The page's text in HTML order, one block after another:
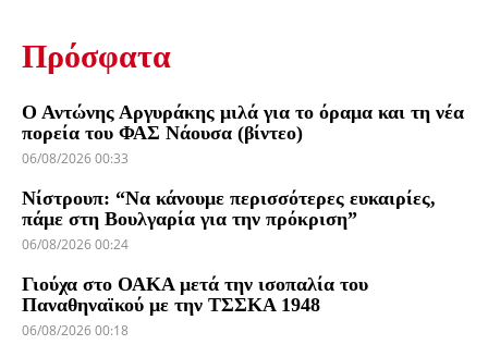
Πρόσφατα
Ο Αντώνης Αργυράκης μιλά για το όραμα και τη νέα
πορεία του ΦΑΣ Νάουσα (βίντεο)
06/08/2026 00:33
Νίστρουπ: “Να κάνουμε περισσότερες ευκαιρίες,
πάμε στη Βουλγαρία για την πρόκριση”
06/08/2026 00:24
Γιούχα στο ΟΑΚΑ μετά την ισοπαλία του
Παναθηναϊκού με την ΤΣΣΚΑ 1948
06/08/2026 00:18